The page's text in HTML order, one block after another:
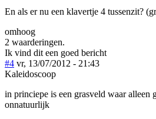
En als er nu een klavertje 4 tussenzit?
omhoog
2 waarderingen.
Ik vind dit een goed bericht
#4 vr, 13/07/2012 - 21:43
Kaleidoscoop
in princiepe is een grasveld waar alleen
onnatuurlijk